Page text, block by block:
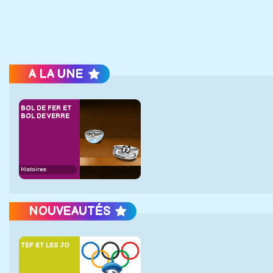
A LA UNE
BOL DE FER ET
BOL DE VERRE
Histoires
NOUVEAUTÉS
TEF ET LES JO